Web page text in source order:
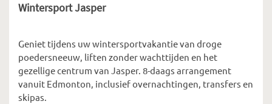
Wintersport Jasper
Geniet tijdens uw wintersportvakantie van droge
poedersneeuw, liften zonder wachttijden en het
gezellige centrum van Jasper. 8-daags arrangement
vanuit Edmonton, inclusief overnachtingen, transfers en
skipas.